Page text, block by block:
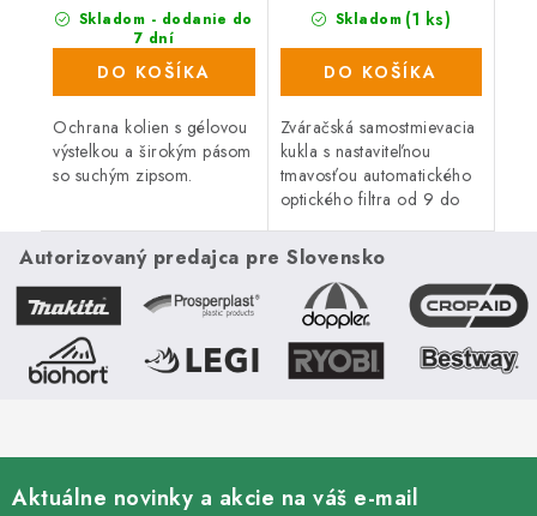
Skladom - dodanie do
7 dní
(7 ks)
DO KOŠÍKA
Ochrana kolien s gélovou
výstelkou a širokým pásom
so suchým zipsom.
Skladom (1 ks)
DO KOŠÍKA
Zváračská samostmievacia
kukla s nastaviteľnou
tmavosťou automatického
optického filtra od 9 do
166, EN 175, EN 379.
Autorizovaný predajca pre Slovensko
Aktuálne novinky a akcie na váš e-mail